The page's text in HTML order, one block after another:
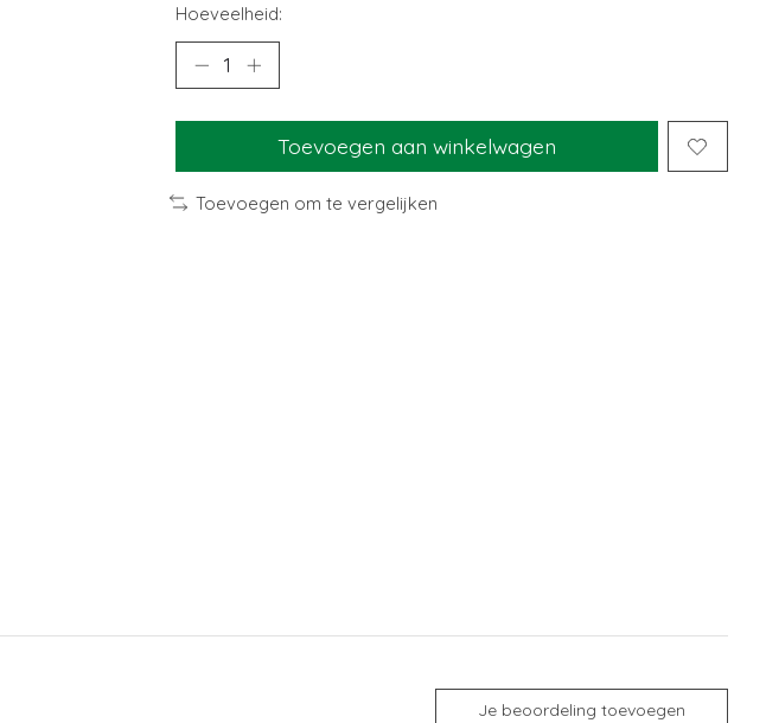
Hoeveelheid:
Toevoegen aan winkelwagen
Toevoegen om te vergelijken
Je beoordeling toevoegen